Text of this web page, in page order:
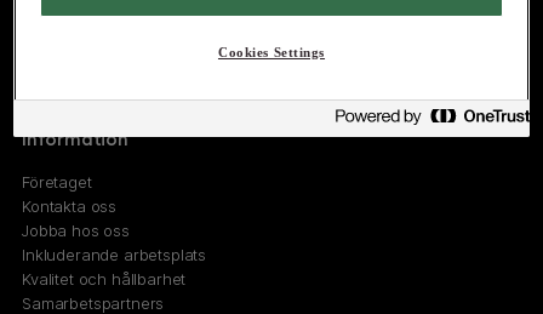
Marknad-, Försäljningskontor
Information
Företaget
Kontakta oss
Jobba hos oss
Inkluderande arbetsplats
Kvalitet och hållbarhet
Samarbetspartners
Cookies Settings